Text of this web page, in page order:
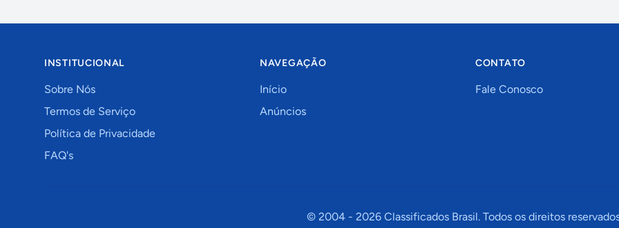
INSTITUCIONAL
Sobre Nós
Termos de Serviço
Política de Privacidade
FAQ's
NAVEGAÇÃO
Início
Anúncios
CONTATO
Fale Conosco
© 2004 - 2026Classificados Brasil. Todos os direitos